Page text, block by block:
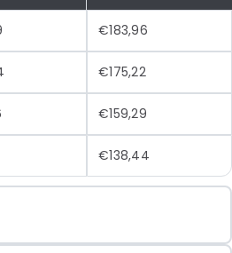
€183,96
€175,22
€159,29
€138,44